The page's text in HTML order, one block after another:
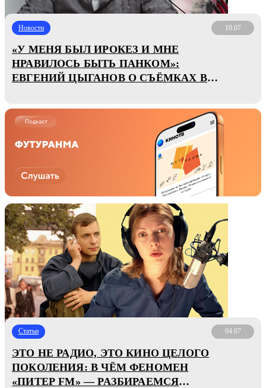
Новости 10.07
«У МЕНЯ БЫЛ ИРОКЕЗ И МНЕ
НРАВИЛОСЬ БЫТЬ ПАНКОМ»:
ЕВГЕНИЙ ЦЫГАНОВ О СЪЁМКАХ В
Статьи 04.07
ЭТО НЕ РАДИО, ЭТО КИНО ЦЕЛОГО
ПОКОЛЕНИЯ: В ЧЁМ ФЕНОМЕН
«ПИТЕР FM» — РАЗБИРАЕМСЯ